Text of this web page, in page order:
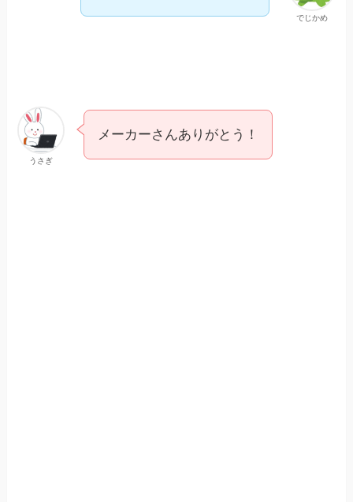
でじかめ
うさぎ
メーカーさんありがとう！